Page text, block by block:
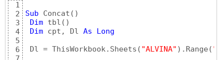
1
2
3
4
5
6
Sub Concat ( )
Dim tbl ( )
Dim cpt, Dl As
Long
Dl = ThisWorkbook.Sheets ( "ALVINA" ) .Range (